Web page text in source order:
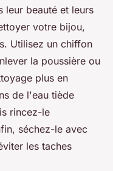
leur beauté et leurs
votre bijou,
Utilisez un chiffon
la poussière ou
plus en
de l'eau tiède
rincez-le
séchez-le avec
les taches